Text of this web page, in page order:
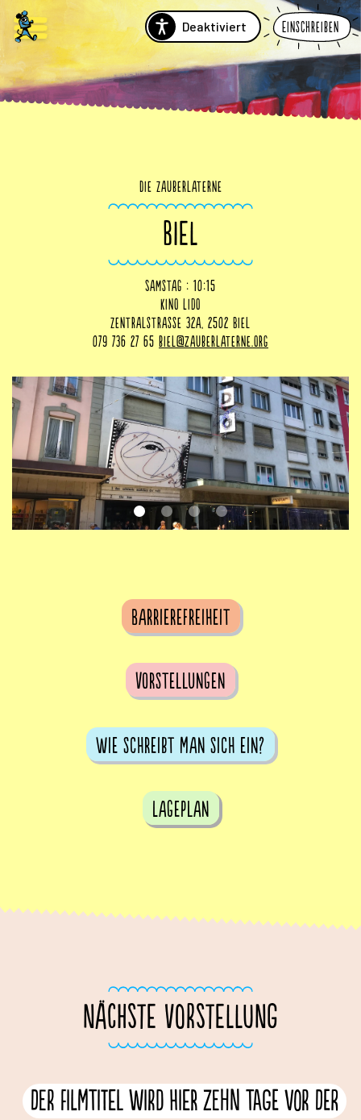
Deaktiviert Einschreiben
Die Zauberlaterne
BIEL
Samstag : 10:15
Kino Lido
Zentralstrasse 32a, 2502 Biel
079 736 27 65 biel@zauberlaterne.org
Barrierefreiheit
Vorstellungen
Wie schreibt man sich ein?
Lageplan
NÄCHSTE VORSTELLUNG
Der Filmtitel wird hier zehn Tage vor der